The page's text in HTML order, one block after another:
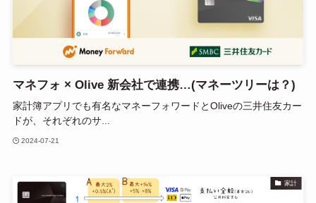
マネフォ × Olive 新会社で連携…(マネーツリーは？)
家計簿アプリでも有名なマネーフォワードとOliveの三井住友カー
ドが、それぞれのサ...
2024-07-21
家計